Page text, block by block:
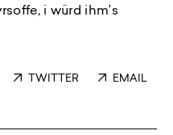
i würd ihm’s
TWITTER EMAIL